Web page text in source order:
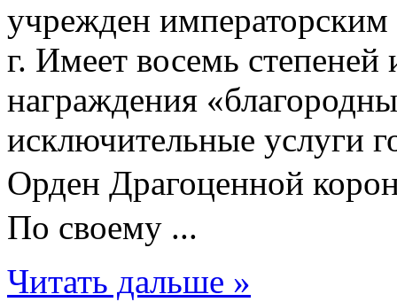
учрежден
г. Имеет восемь степеней
награждения
исключительные услуги
Орден Драгоценной
По своему ...
Читать дальше »